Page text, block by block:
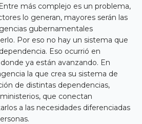
más complejo es un problema,
lo generan, mayores serán las
gubernamentales
Por eso no hay un sistema que
Eso ocurrió en
ya están avanzando. En
la que crea su sistema de
de distintas dependencias,
que conectan
a las necesidades diferenciadas